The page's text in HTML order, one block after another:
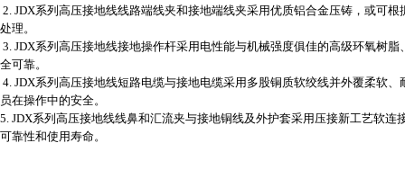
2. JDX系列高压接地线线路端线夹和接地端线夹采用优质铝合金压铸，或可
处理。
3. JDX系列高压接地线接地操作杆采用电性能与机械强度俱佳的高级环氧树
全可靠。
4. JDX系列高压接地线短路电缆与接地电缆采用多股铜质软绞线并外覆柔软
员在操作中的安全。
5. JDX系列高压接地线线鼻和汇流夹与接地铜线及外护套采用压接新工艺软
可靠性和使用寿命。